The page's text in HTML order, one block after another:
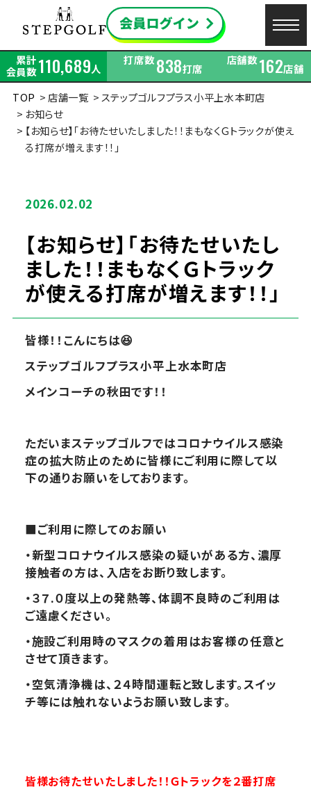
累計
会員数110,689人
打席数838打席
店舗数162店舗
TOP
店舗一覧
ステップゴルフプラス小平上水本町店
お知らせ
【お知らせ】「お待たせいたしました！！まもなくＧトラックが使え
る打席が増えます！！」
2026.02.02
【お知らせ】「お待たせいたし
ました！！まもなくＧトラック
が使える打席が増えます！！」
皆様！！こんにちは😆
ステップゴルフプラス小平上水本町店
メインコーチの秋田です！！
ただいまステップゴルフではコロナウイルス感染
症の拡大防止のために皆様にご利用に際して以
下の通りお願いをしております。
■ご利用に際してのお願い
・新型コロナウイルス感染の疑いがある方、濃厚
接触者の方は、入店をお断り致します。
・３７.０度以上の発熱等、体調不良時のご利用は
ご遠慮ください。
・施設ご利用時のマスクの着用はお客様の任意と
させて頂きます。
・空気清浄機は、２４時間運転と致します。スイッ
チ等には触れないようお願い致します。
皆様お待たせいたしました！！Ｇトラックを２番打席